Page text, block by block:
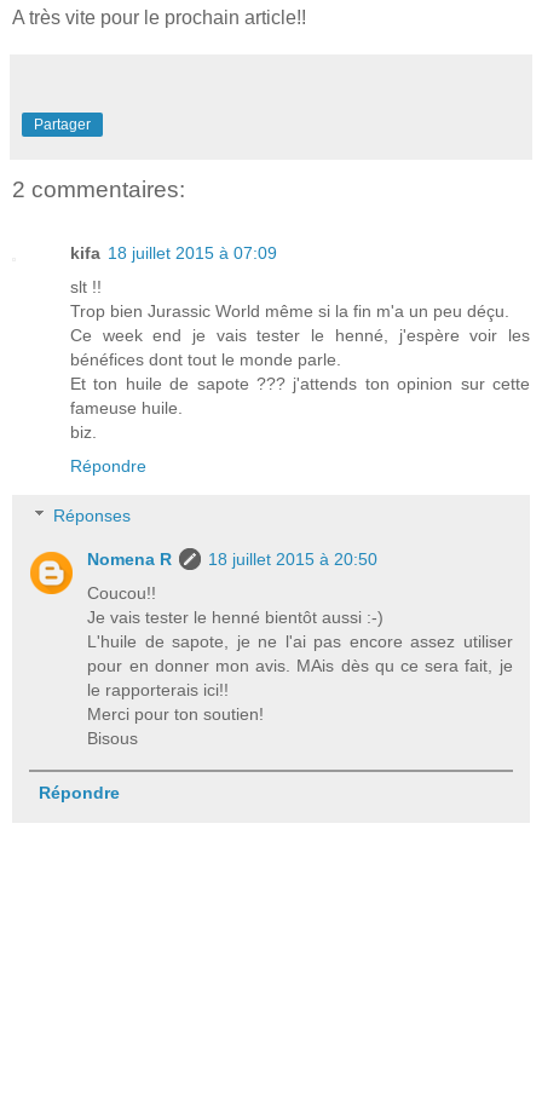
A très vite pour le prochain article!!
Partager
2 commentaires:
kifa 18 juillet 2015 à 07:09
slt !!
Trop bien Jurassic World même si la fin m'a un peu déçu.
Ce week end je vais tester le henné, j'espère voir les
bénéfices dont tout le monde parle.
Et ton huile de sapote ??? j'attends ton opinion sur cette
fameuse huile.
biz.
Répondre
Réponses
Nomena R
18 juillet 2015 à 20:50
Coucou!!
Je vais tester le henné bientôt aussi :-)
L'huile de sapote, je ne l'ai pas encore assez utiliser
pour en donner mon avis. MAis dès qu ce sera fait, je
le rapporterais ici!!
Merci pour ton soutien!
Bisous
Répondre